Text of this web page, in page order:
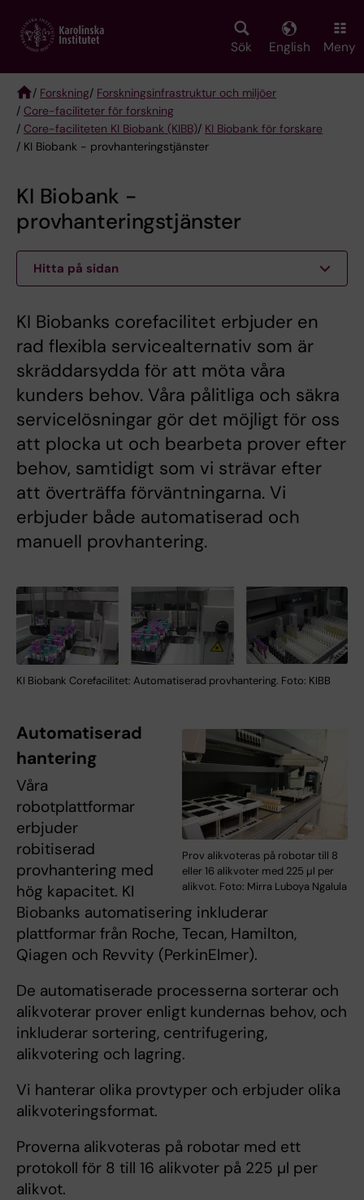
main
Sök English Meny
Breadcrumb
/ Forskning/ Forskningsinfrastruktur och miljöer
/ Core-faciliteter för forskning
/ Core-faciliteten KI Biobank (KIBB)/ KI Biobank för forskare
/ KI Biobank - provhanteringstjänster
KI Biobank -
provhanteringstjänster
Hitta på sidan
KI Biobanks corefacilitet erbjuder en
rad flexibla servicealternativ som är
skräddarsydda för att möta våra
kunders behov. Våra pålitliga och säkra
servicelösningar gör det möjligt för oss
att plocka ut och bearbeta prover efter
behov, samtidigt som vi strävar efter
att överträffa förväntningarna. Vi
erbjuder både automatiserad och
manuell provhantering.
KI Biobank Corefacilitet: Automatiserad provhantering. Foto: KIBB
Prov alikvoteras på robotar till 8
eller 16 alikvoter med 225 µl per
alikvot. Foto: Mirra Luboya Ngalula
Automatiserad
hantering
Våra
robotplattformar
erbjuder
robitiserad
provhantering med
hög kapacitet. KI
Biobanks automatisering inkluderar
plattformar från Roche, Tecan, Hamilton,
Qiagen och Revvity (PerkinElmer).
De automatiserade processerna sorterar och
alikvoterar prover enligt kundernas behov, och
inkluderar sortering, centrifugering,
alikvotering och lagring.
Vi hanterar olika provtyper och erbjuder olika
alikvoteringsformat.
Proverna alikvoteras på robotar med ett
protokoll för 8 till 16 alikvoter på 225 µl per
alikvot.